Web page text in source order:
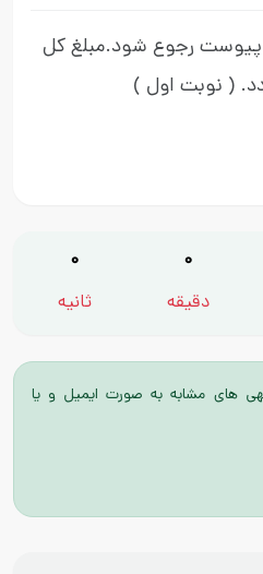
پیوست رجوع شود.مبلغ کل
( نوبت اول )
0
دقیقه
0
ثانیه
های مشابه به صورت ایمیل و یا